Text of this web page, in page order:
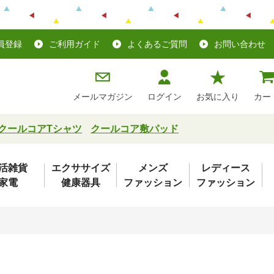
登録 ご利用ガイド よくあるご質問 お問い合わせ
メールマガジン ログイン お気に入り カー
ールコアTシャツ クールコア敷パッド
雑貨
電
エクササイズ
健康器具
メンズ
ファッション
レディース
ファッション